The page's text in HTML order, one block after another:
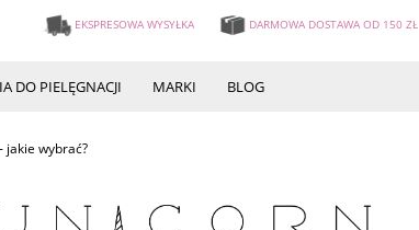
DARMOWA DOSTAWA OD 150 ZŁ
EKSPRESOWA WYSYŁKA
DO PIELĘGNACJI MARKI BLOG
jakie wybrać?